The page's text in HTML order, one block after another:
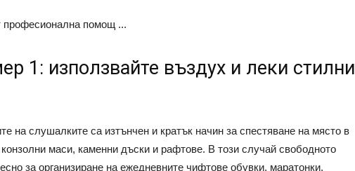
професионална помощ ...
1: използвайте въздух и леки стилни
на слушалките са изтънчен и кратък начин за спестяване на място в
маси, каменни дъски и рафтове. В този случай свободното
за организиране на ежедневните чифтове обувки, маратонки,